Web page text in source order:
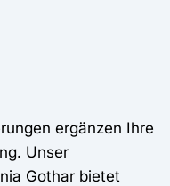
ergänzen Ihre
Unser
Gothar bietet